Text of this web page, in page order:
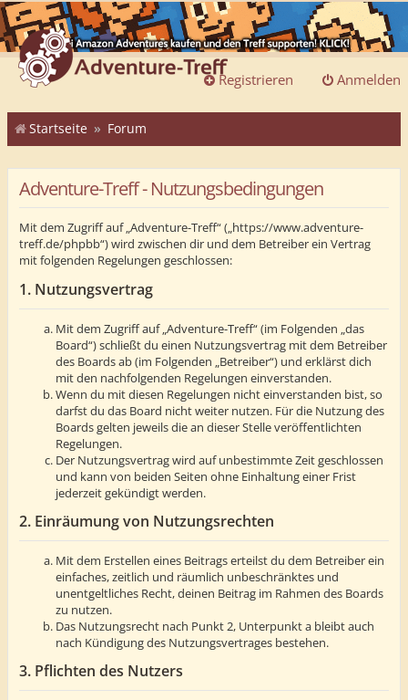
Anmelden
Registrieren
Startseite Forum
Adventure-Treff - Nutzungsbedingungen
Mit dem Zugriff auf „Adventure-Treff“ („https://www.adventure-
treff.de/phpbb“) wird zwischen dir und dem Betreiber ein Vertrag
mit folgenden Regelungen geschlossen:
1. Nutzungsvertrag
Mit dem Zugriff auf „Adventure-Treff“ (im Folgenden „das
Board“) schließt du einen Nutzungsvertrag mit dem Betreiber
des Boards ab (im Folgenden „Betreiber“) und erklärst dich
mit den nachfolgenden Regelungen einverstanden.
Wenn du mit diesen Regelungen nicht einverstanden bist, so
darfst du das Board nicht weiter nutzen. Für die Nutzung des
Boards gelten jeweils die an dieser Stelle veröffentlichten
Regelungen.
Der Nutzungsvertrag wird auf unbestimmte Zeit geschlossen
und kann von beiden Seiten ohne Einhaltung einer Frist
jederzeit gekündigt werden.
2. Einräumung von Nutzungsrechten
Mit dem Erstellen eines Beitrags erteilst du dem Betreiber ein
einfaches, zeitlich und räumlich unbeschränktes und
unentgeltliches Recht, deinen Beitrag im Rahmen des Boards
zu nutzen.
Das Nutzungsrecht nach Punkt 2, Unterpunkt a bleibt auch
nach Kündigung des Nutzungsvertrages bestehen.
3. Pflichten des Nutzers